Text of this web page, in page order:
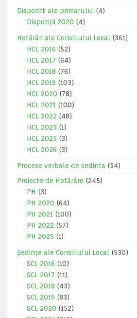
Dispozitii ale primarului (4)
Dispoziții 2020 (4)
Hotărâri ale Consiliului Local
(361)
HCL 2016 (52)
HCL 2017 (64)
HCL 2018 (76)
HCL 2019 (103)
HCL 2020 (78)
HCL 2021 (100)
HCL 2022 (48)
HCL 2023 (1)
HCL 2025 (3)
HCL 2026 (3)
Procese verbale de sedinta (54)
Proiecte de Hotărâre (245)
PH (3)
PH 2020 (64)
PH 2021 (100)
PH 2022 (57)
PH 2025 (1)
Ședințe ale Consiliului Local
(530)
SCL 2016 (10)
SCL 2017 (11)
SCL 2018 (43)
SCL 2019 (83)
SCL 2020 (152)